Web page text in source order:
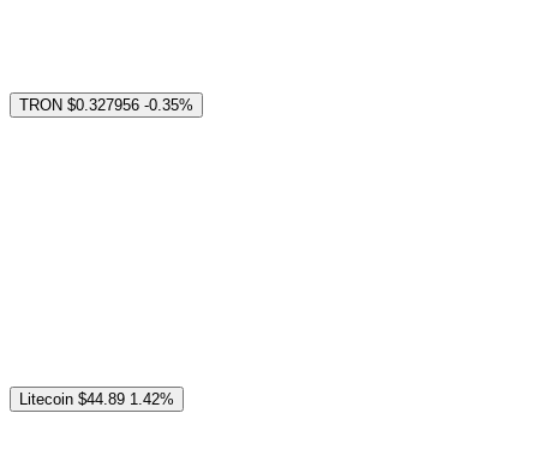
TRON $0.327956 -0.35%
Litecoin $44.89 1.42%